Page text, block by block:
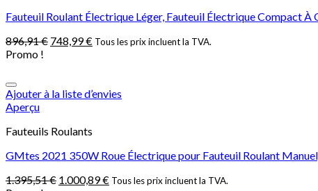
Fauteuil Roulant Électrique Léger, Fauteuil Électrique Compact
896,91€ 748,99€ Tous les prix incluent la TVA.
Promo !
Ajouter à la liste d’envies
Aperçu
Fauteuils Roulants
GMtes 2021 350W Roue Électrique pour Fauteuil Roulant
1.395,51€ 1.000,89€ Tous les prix incluent la TVA.